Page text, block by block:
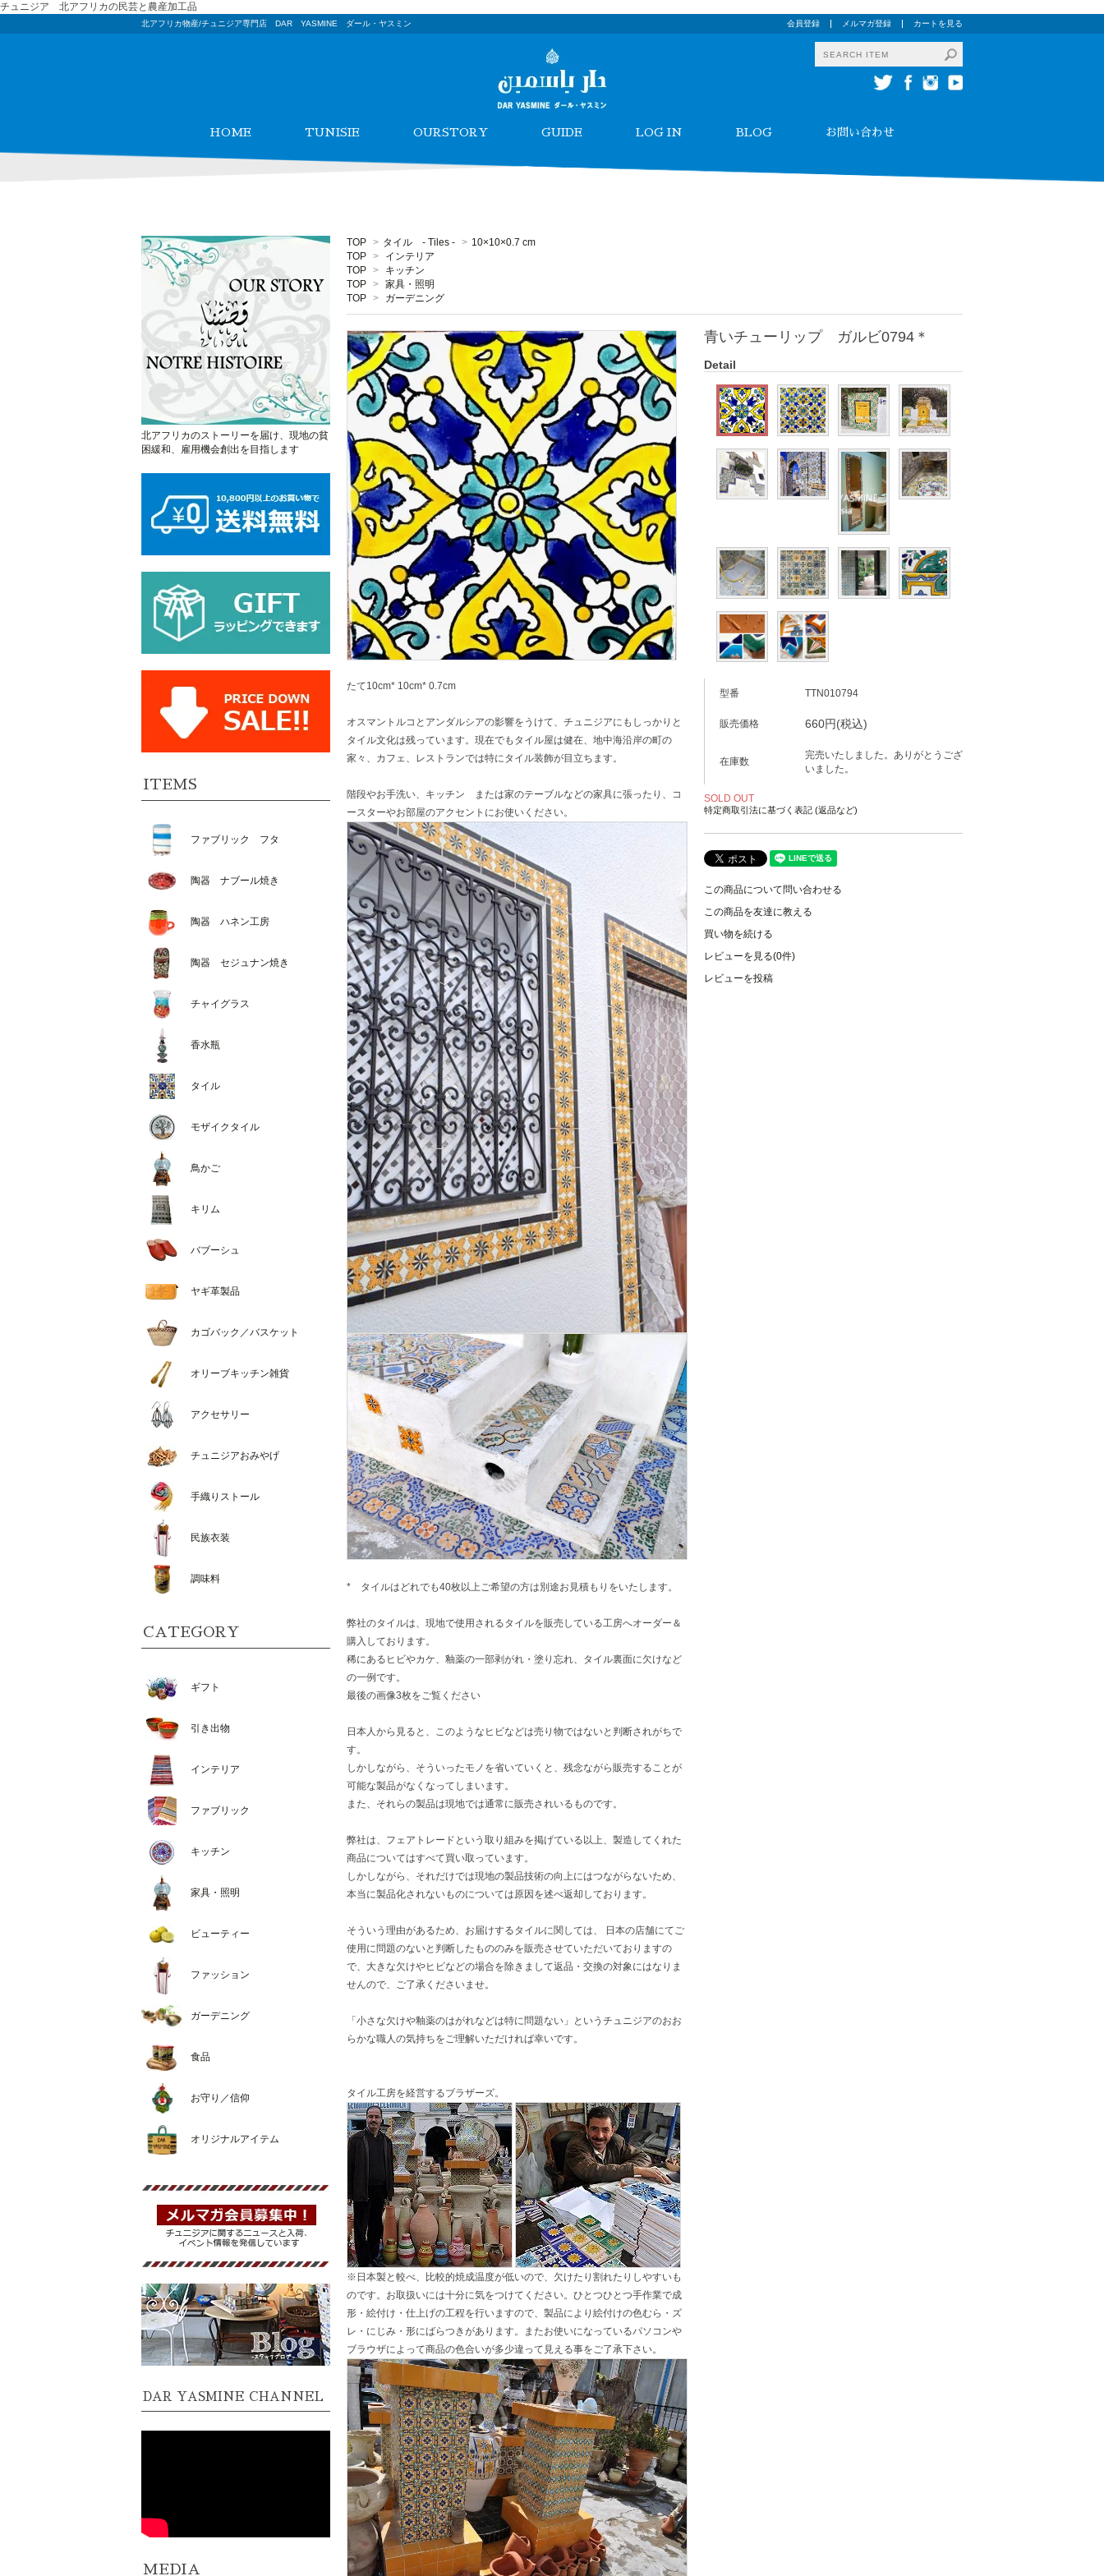
チュニジア 北アフリカの民芸と農産加工品
北アフリカ物産/チュニジア専門店 DAR YASMINE ダール・ヤスミン 会員登録 メルマガ登録 カートを見る
HOME TUNISIE OURSTORY GUIDE LOG IN BLOG お問い合わせ
TOP > タイル - Tiles - > 10×10×0.7 cm
TOP >
インテリア
TOP >
キッチン
TOP > 家具・照明
TOP > ガーデニング
青いチューリップ ガルビ0794＊
Detail
型番 TTN010794
販売価格 660円(税込)
在庫数
完売いたしました。ありがとうござ
いました。
SOLD OUT
特定商取引法に基づく表記 (返品など)
この商品について問い合わせる
この商品を友達に教える
買い物を続ける
レビューを見る(0件)
レビューを投稿
たて10cm* 10cm* 0.7cm
オスマントルコとアンダルシアの影響をうけて、チュニジアにもしっかりと
タイル文化は残っています。現在でもタイル屋は健在、地中海沿岸の町の
家々、カフェ、レストランでは特にタイル装飾が目立ちます。
階段やお手洗い、キッチン または家のテーブルなどの家具に張ったり、コ
ースターやお部屋のアクセントにお使いください。
* タイルはどれでも40枚以上ご希望の方は別途お見積もりをいたします。
弊社のタイルは、現地で使用されるタイルを販売している工房へオーダー＆
購入しております。
稀にあるヒビやカケ、釉薬の一部剥がれ・塗り忘れ、タイル裏面に欠けなど
の一例です。
最後の画像3枚をご覧ください
日本人から見ると、このようなヒビなどは売り物ではないと判断されがちで
す。
しかしながら、そういったモノを省いていくと、残念ながら販売することが
可能な製品がなくなってしまいます。
また、それらの製品は現地では通常に販売されいるものです。
弊社は、フェアトレードという取り組みを掲げている以上、製造してくれた
商品についてはすべて買い取っています。
しかしながら、それだけでは現地の製品技術の向上にはつながらないため、
本当に製品化されないものについては原因を述べ返却しております。
そういう理由があるため、お届けするタイルに関しては、 日本の店舗にてご
使用に問題のないと判断したもののみを販売させていただいておりますの
で、大きな欠けやヒビなどの場合を除きまして返品・交換の対象にはなりま
せんので、ご了承くださいませ。
「小さな欠けや釉薬のはがれなどは特に問題ない」というチュニジアのおお
らかな職人の気持ちをご理解いただければ幸いです。
タイル工房を経営するブラザーズ。
※日本製と較べ、比較的焼成温度が低いので、欠けたり割れたりしやすいも
のです。お取扱いには十分に気をつけてください。ひとつひとつ手作業で成
形・絵付け・仕上げの工程を行いますので、製品により絵付けの色むら・ズ
レ・にじみ・形にばらつきがあります。またお使いになっているパソコンや
ブラウザによって商品の色合いが多少違って見える事をご了承下さい。
北アフリカのストーリーを届け、現地の貧
困緩和、雇用機会創出を目指します
ITEMS
ファブリック フタ
陶器 ナブール焼き
陶器 ハネン工房
陶器 セジュナン焼き
チャイグラス
香水瓶
タイル
モザイクタイル
鳥かご
キリム
バブーシュ
ヤギ革製品
カゴバック／バスケット
オリーブキッチン雑貨
アクセサリー
チュニジアおみやげ
手織りストール
民族衣装
調味料
CATEGORY
ギフト
引き出物
インテリア
ファブリック
キッチン
家具・照明
ビューティー
ファッション
ガーデニング
食品
お守り／信仰
オリジナルアイテム
DAR YASMINE CHANNEL
MEDIA